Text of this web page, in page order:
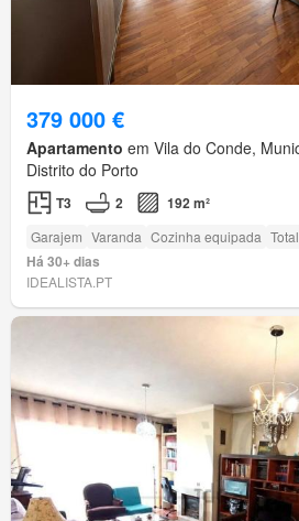
379 000 €
Apartamento em Vila do Conde,
Distrito do Porto
T3 2 192 m²
Garajem Varanda Cozinha equipada
Há 30+ dias
IDEALISTA.PT